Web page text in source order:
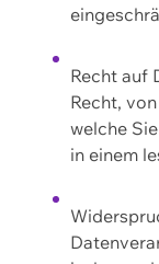
Recht auf
Recht,
welche
in einem